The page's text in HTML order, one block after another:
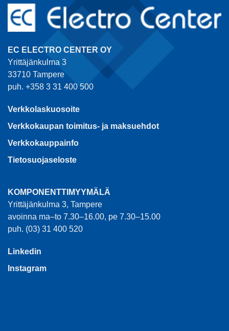
EC ELECTRO CENTER OY
Yrittäjänkulma 3
33710 Tampere
puh. +358 3 31 400 500
Verkkolaskuosoite
Verkkokaupan toimitus- ja maksuehdot
Verkkokauppainfo
Tietosuojaseloste
KOMPONENTTIMYYMÄLÄ
Yrittäjänkulma 3, Tampere
avoinna ma–to 7.30–16.00, pe 7.30–15.00
puh. (03) 31 400 520
Linkedin
Instagram